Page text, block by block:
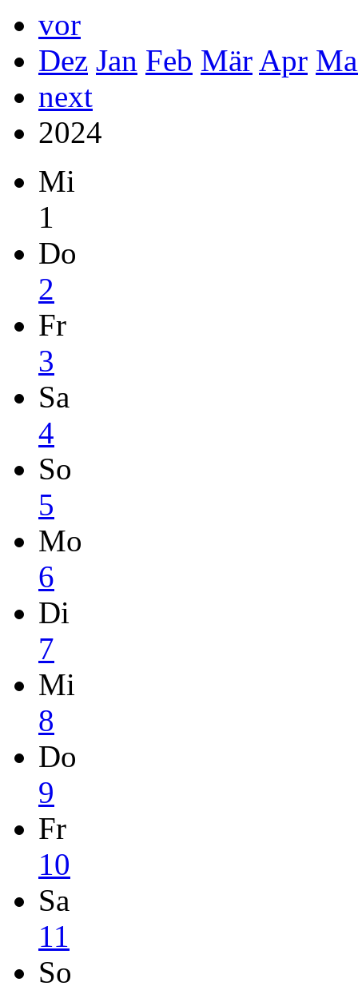
vor
Dez Jan Feb Mär Apr
next
2024
Mi
1
Do
2
Fr
3
Sa
4
So
5
Mo
6
Di
7
Mi
8
Do
9
Fr
10
Sa
11
So